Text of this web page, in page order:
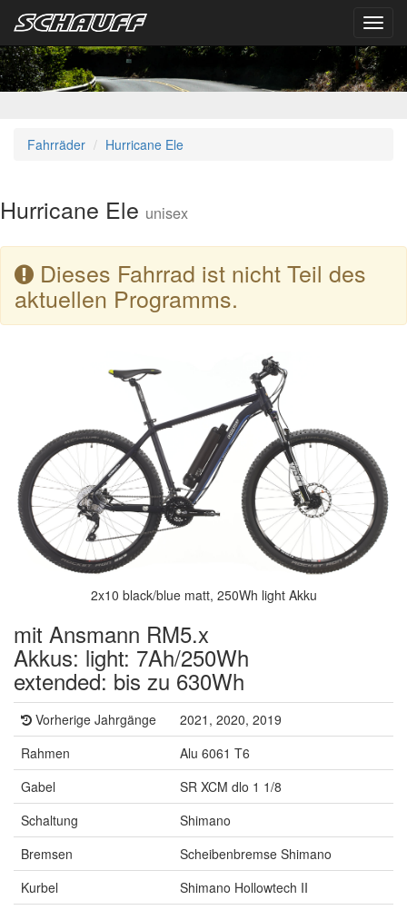
Fahrräder Hurricane Ele
Hurricane Ele unisex
Dieses Fahrrad ist nicht Teil des
aktuellen Programms.
2x10 black/blue matt, 250Wh light Akku
mit Ansmann RM5.x
Akkus: light: 7Ah/250Wh
extended: bis zu 630Wh
Vorherige Jahrgänge
2021, 2020, 2019
Rahmen
Alu 6061 T6
Gabel
SR XCM dlo 1 1/8
Schaltung
Shimano
Bremsen
Scheibenbremse Shimano
Kurbel
Shimano Hollowtech II